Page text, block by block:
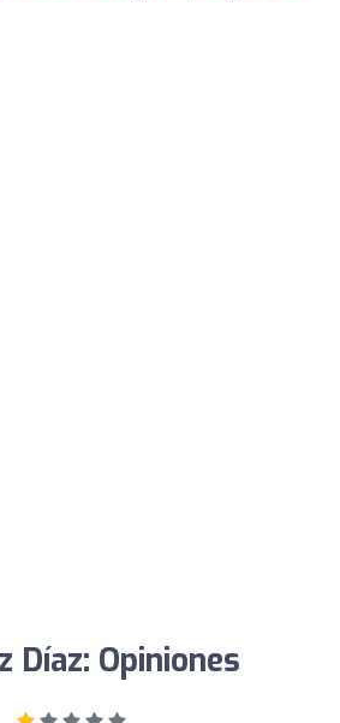
Díaz: Opiniones